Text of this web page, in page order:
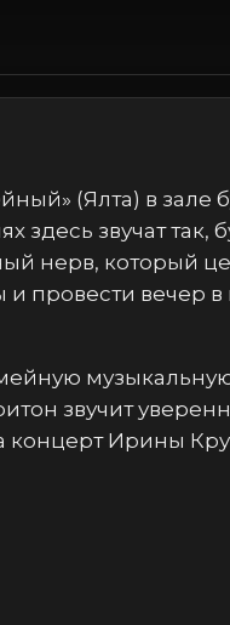
(Ялта) в зале
звучат так,
нерв, который
вечер в
звучит
концерт Ирины